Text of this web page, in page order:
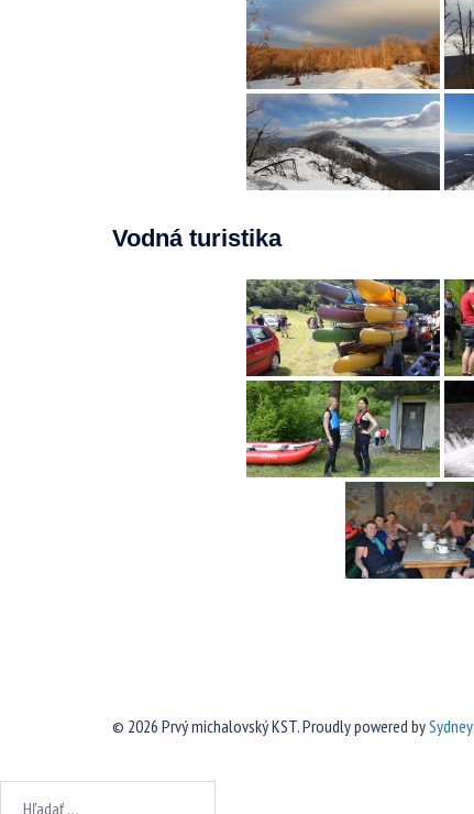
Vodná turistika
© 2026 Prvý michalovský KST. Proudly powered bySydney